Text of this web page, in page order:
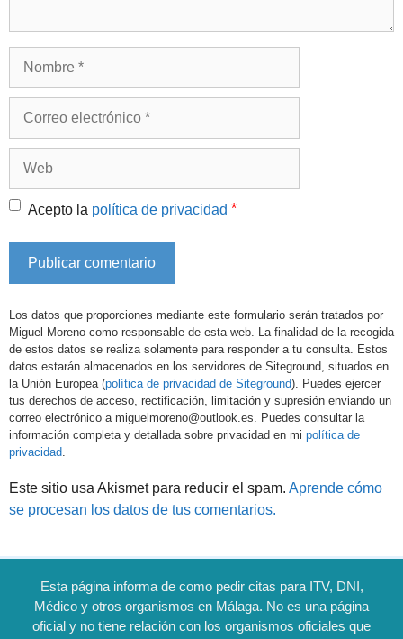
Acepto la política de privacidad *
Los datos que proporciones mediante este formulario serán tratados por
Miguel Moreno como responsable de esta web. La finalidad de la recogida
de estos datos se realiza solamente para responder a tu consulta. Estos
datos estarán almacenados en los servidores de Siteground, situados en
la Unión Europea (política de privacidad de Siteground). Puedes ejercer
tus derechos de acceso, rectificación, limitación y supresión enviando un
correo electrónico a miguelmoreno@outlook.es. Puedes consultar la
información completa y detallada sobre privacidad en mi política de
privacidad
Este sitio usa Akismet para reducir el spam. Aprende cómo
se procesan los datos de tus comentarios.
Esta página informa de como pedir citas para ITV, DNI,
Médico y otros organismos en Málaga. No es una página
oficial y no tiene relación con los organismos oficiales que